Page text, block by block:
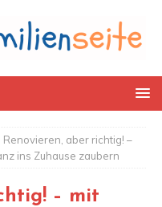
Renovieren, aber richtig! –
ins Zuhause zaubern
– mit